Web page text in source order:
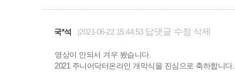
국*석 2021-06-22 15:44:53 답댓글 수정 삭제
영상이 안되서 겨우 봤습니다.
2021 주니어닥터온라인 개막식을 진심으로 축하합니다.